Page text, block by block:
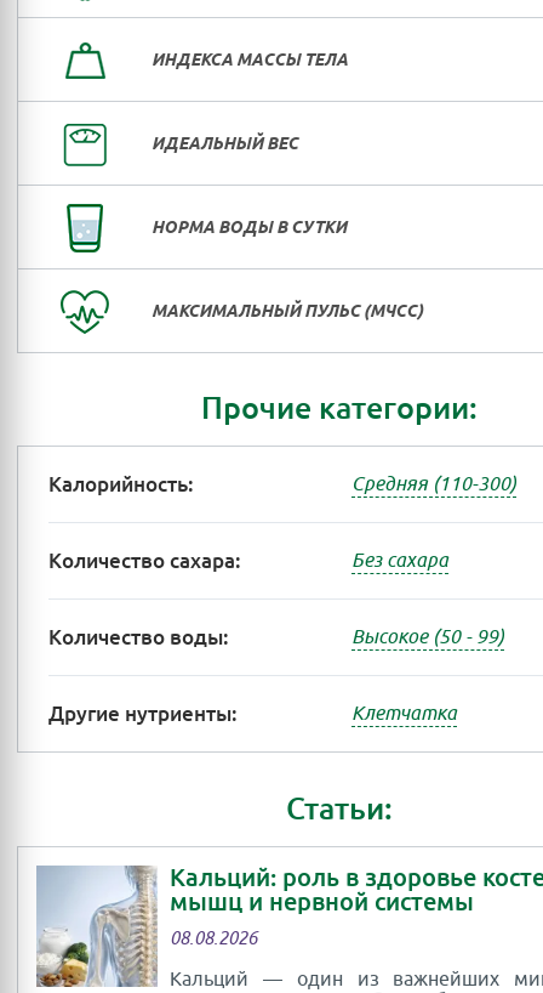
ИНДЕКСА МАССЫ ТЕЛА
ИДЕАЛЬНЫЙ ВЕС
НОРМА ВОДЫ В СУТКИ
МАКСИМАЛЬНЫЙ ПУЛЬС (МЧСС)
Прочие категории:
Калорийность: Средняя (110-300)
Количество сахара: Без сахара
Количество воды: Высокое (50 - 99)
Другие нутриенты: Клетчатка
Статьи:
Кальций: роль в здоровье
мышц и нервной системы
08.08.2026
Кальций — один из важнейших